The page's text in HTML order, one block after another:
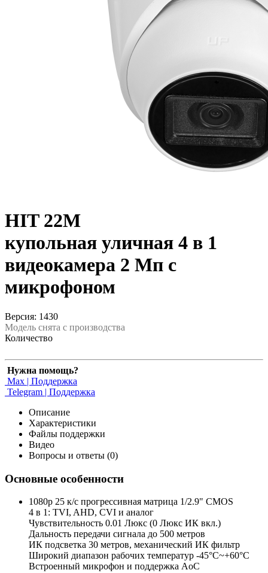
HIT 22M
купольная уличная 4 в 1
видеокамера 2 Мп с
микрофоном
Версия: 1430
Модель снята с производства
Количество
Нужна помощь?
Max | Поддержка
Telegram | Поддержка
Описание
Характеристики
Файлы поддержки
Видео
Вопросы и ответы (0)
Основные особенности
1080p 25 к/с прогрессивная матрица 1/2.9" CMOS
4 в 1: TVI, AHD, CVI и аналог
Чувствительность 0.01 Люкс (0 Люкс ИК вкл.)
Дальность передачи сигнала до 500 метров
ИК подсветка 30 метров, механический ИК фильтр
Широкий диапазон рабочих температур -45°С~+60°С
Встроенный микрофон и поддержка AoC